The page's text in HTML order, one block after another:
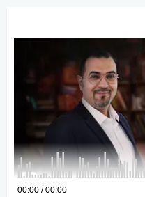
0
00:00 00:00